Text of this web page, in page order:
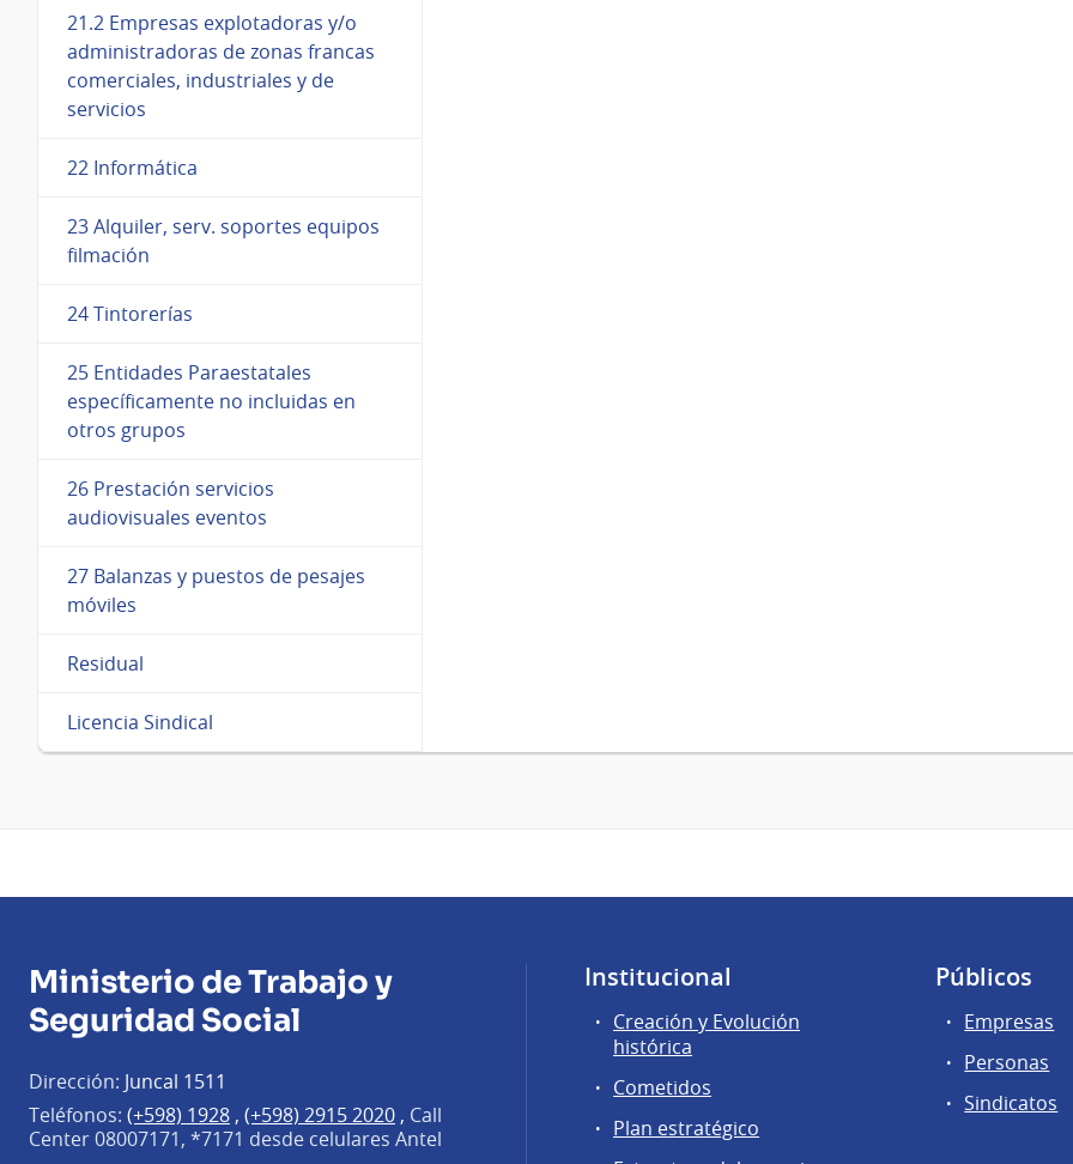
21.2 Empresas explotadoras y/o
administradoras de zonas francas
comerciales, industriales y de
servicios
22 Informática
23 Alquiler, serv. soportes equipos
filmación
24 Tintorerías
25 Entidades Paraestatales
específicamente no incluidas en
otros grupos
26 Prestación servicios
audiovisuales eventos
27 Balanzas y puestos de pesajes
móviles
Residual
Licencia Sindical
Ministerio de Trabajo y
Seguridad Social
Dirección: Juncal 1511
Teléfonos: (+598) 1928 , (+598) 2915 2020 , Call
Center 08007171, *7171 desde celulares Antel
Institucional
Creación y Evolución
histórica
Cometidos
Plan estratégico
Públicos
Empresas
Personas
Sindicatos